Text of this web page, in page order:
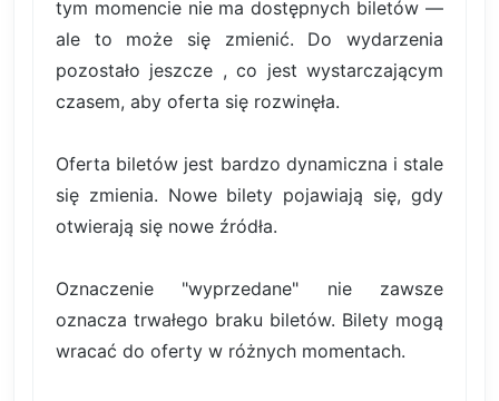
tym momencie nie ma dostępnych biletów —
ale to może się zmienić. Do wydarzenia
pozostało jeszcze , co jest wystarczającym
czasem, aby oferta się rozwinęła.
Oferta biletów jest bardzo dynamiczna i stale
się zmienia. Nowe bilety pojawiają się, gdy
otwierają się nowe źródła.
Oznaczenie "wyprzedane" nie zawsze
oznacza trwałego braku biletów. Bilety mogą
wracać do oferty w różnych momentach.